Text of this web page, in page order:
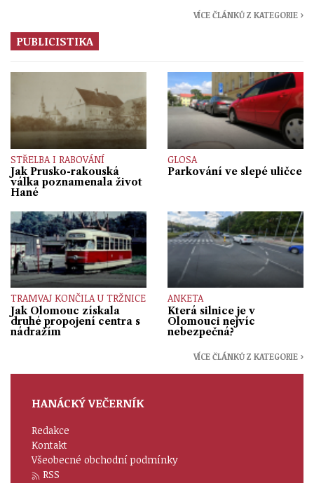
VÍCE ČLÁNKŮ Z KATEGORIE ›
PUBLICISTIKA
STŘELBA I RABOVÁNÍ
Jak Prusko-rakouská
válka poznamenala život
Hané
GLOSA
Parkování ve slepé uličce
TRAMVAJ KONČILA U TRŽNICE
Jak Olomouc získala
druhé propojení centra s
nádražím
ANKETA
Která silnice je v
Olomouci nejvíc
nebezpečná?
VÍCE ČLÁNKŮ Z KATEGORIE ›
HANÁCKÝ VEČERNÍK
Redakce
Kontakt
Všeobecné obchodní podmínky
RSS